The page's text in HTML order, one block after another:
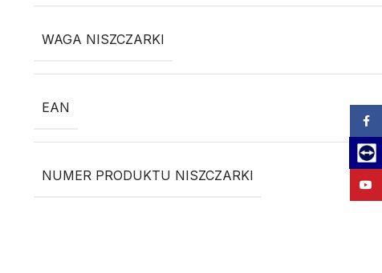
WAGA NISZCZARKI
EAN
NUMER PRODUKTU NISZCZARKI